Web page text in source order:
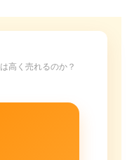
高く売れるのか？